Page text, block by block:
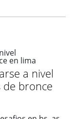
a nivel
de bronce